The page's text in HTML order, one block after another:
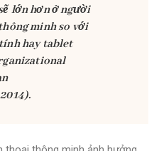
lớn hơn ở người
minh so với
hay tablet